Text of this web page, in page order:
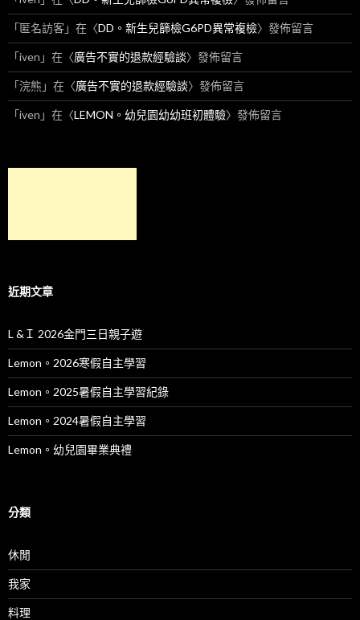
「匿名訪客」在〈DD。新生兒篩檢G6PD異常複檢〉發佈留言
「iven 」在〈廣告不實的退款經驗談〉發佈留言
「浣熊 」在〈廣告不實的退款經驗談〉發佈留言
「iven 」在〈LEMON。幼兒園幼幼班初體驗〉發佈留言
近期文章
L &Ｉ 2026金門三日親子遊
Lemon。2026寒假自主學習
Lemon。2025暑假自主學習紀錄
Lemon。2024暑假自主學習
Lemon。幼兒園畢業典禮
分類
休閒
我家
料理